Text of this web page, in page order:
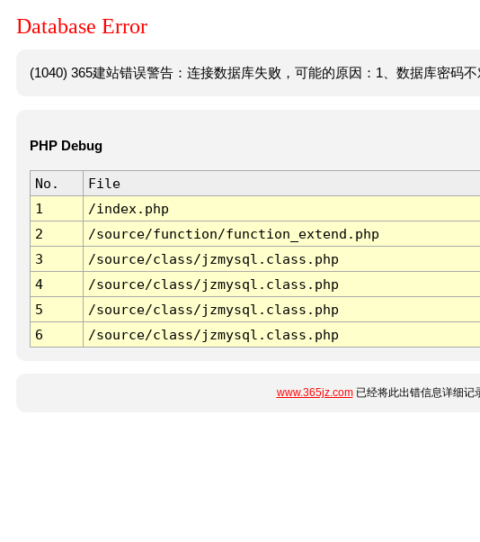
Database Error
(1040) 365建站错误警告：连接数据库失败，可能的原因：1、数据库密码不
PHP Debug
No. File
1
/index.php
2
/source/function/function_extend.php
3
/source/class/jzmysql.class.php
4
/source/class/jzmysql.class.php
5
/source/class/jzmysql.class.php
6
/source/class/jzmysql.class.php
www.365jz.com已经将此出错信息详细记